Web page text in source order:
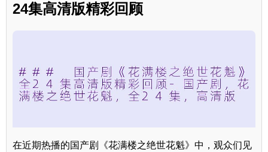
24集高清版精彩回顾
在近期热播的国产剧《花满楼之绝世花魁》中，观众们见